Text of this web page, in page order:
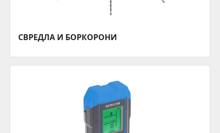
СВРЕДЛА И БОРКОРОНИ